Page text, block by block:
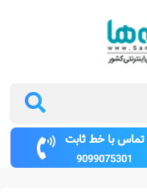
تماس با خط ثابت
9099075301